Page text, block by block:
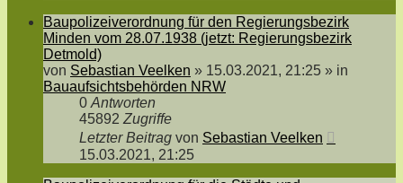
Baupolizeiverordnung für den Regierungsbezirk
Minden vom 28.07.1938 (jetzt: Regierungsbezirk
Detmold)
von Sebastian Veelken » 15.03.2021, 21:25 » in
Bauaufsichtsbehörden NRW
0 Antworten
45892 Zugriffe
Letzter Beitrag von Sebastian Veelken
15.03.2021, 21:25